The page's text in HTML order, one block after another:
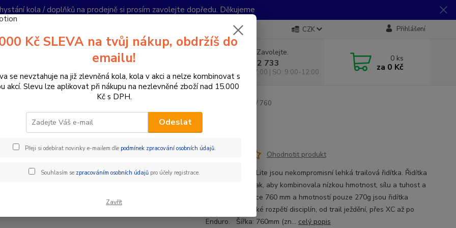
kola / doplňků na prodejně si prosím zavolejte dopředu. Děkujeme
CZK Přihlášení
Hledat
Nevíte si rady? Zavolejte.
+420 733 792 733
PO-PÁ 10:00-17:00 | SO: 9:00-12:00
0 ks
za 0 Kč
Řidítka Renthal Fatbar Lite 35 / 760
Renthal Fatbar Lite 35 / 760
Ohodnotit produkt
Renthal Fatbar Lite jsou nekompromisní lehká trailová řidítka. Řidítka
jsou navržena tak, aby kombinovala nízkou hmotnost, sílu a tuhost a
odolnost. Při šířce 760 mm a hmotností pouze 270g jsou řidítka
vhodná pro široké rozpětí disciplín, od trail ježdění, přes XC až po
Enduro. Šířka: 760mm (zn... celý popis
Kč SLEVA na tvůj nákup, obdržíš do
emailu!
se nevztahuje na již zlevněná kola, kola v akci a nelze kombinovat s
akcí. Slevu lze aplikovat při nákupu na nezlevněné zboží nad 15.000
Kč s DPH.
Odeslat
Přeji si odebírat novinky e-mailem dle podmínek zpracování osobních údajů.
Souhlasím se zpracováním osobních údajůpro účely registrace.
Zavřít